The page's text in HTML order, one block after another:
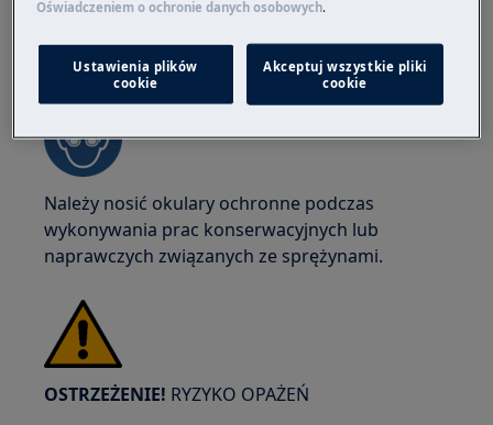
OSTRZEŻENIE!RYZYKO USZKODZENIA OCZU
Należy nosić okulary ochronne podczas
wykonywania prac konserwacyjnych lub
naprawczych związanych ze sprężynami.
OSTRZEŻENIE! RYZYKO OPAŻEŃ
Oświadczeniem o ochronie danych osobowych.
Ustawienia plików
cookie
Akceptuj wszystkie pliki
cookie